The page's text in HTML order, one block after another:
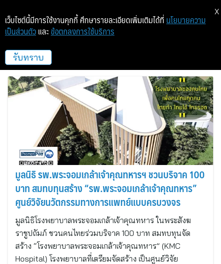
มูลนิธิโรงพยาบาลพระจอมเกล้าเจ้าคุณ
ทหาร
มูลนิธิ รพ.พระจอมเกล้าเจ้าคุณทหารฯ ชวนบริจาค 100
บาท สมทบทุนสร้าง “รพ.พระจอมเกล้าเจ้าคุณทหาร”
ศูนย์วิจัยนวัตกรรมทางการแพทย์แบบครบวงจร
มูลนิธิโรงพยาบาลพระจอมเกล้าเจ้าคุณทหาร ในพระสังฆ
ราชูปถัมภ์ ชวนคนไทยร่วมบริจาค 100 บาท สมทบทุนจัด
สร้าง “โรงพยาบาลพระจอมเกล้าเจ้าคุณทหาร” (KMC
Hospital) โรงพยาบาลที่เตรียมจัดสร้าง เป็นศูนย์วิจัย
เว็บไซต์นี้มีการใช้งานคุกกี้ ศึกษารายละเอียดเพิ่มเติมได้ที่ นโยบายความ
เป็นส่วนตัว และ ข้อตกลงการใช้บริการ
รับทราบ
X